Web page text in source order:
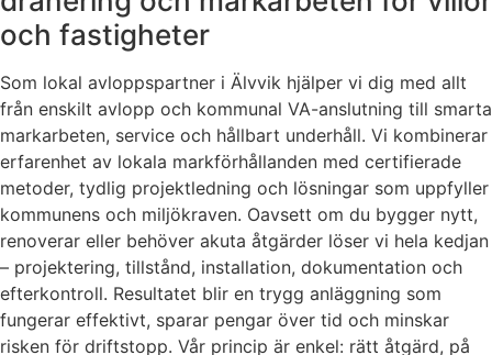
och fastigheter
Som lokal avloppspartner i Älvvik hjälper vi dig med allt
från enskilt avlopp och kommunal VA-anslutning till smarta
markarbeten, service och hållbart underhåll. Vi kombinerar
erfarenhet av lokala markförhållanden med certifierade
metoder, tydlig projektledning och lösningar som uppfyller
kommunens och miljökraven. Oavsett om du bygger nytt,
renoverar eller behöver akuta åtgärder löser vi hela kedjan
– projektering, tillstånd, installation, dokumentation och
efterkontroll. Resultatet blir en trygg anläggning som
fungerar effektivt, sparar pengar över tid och minskar
risken för driftstopp. Vår princip är enkel: rätt åtgärd, på